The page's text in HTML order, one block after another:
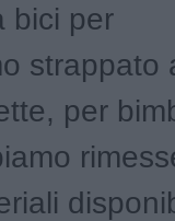
bici per
strappato
per